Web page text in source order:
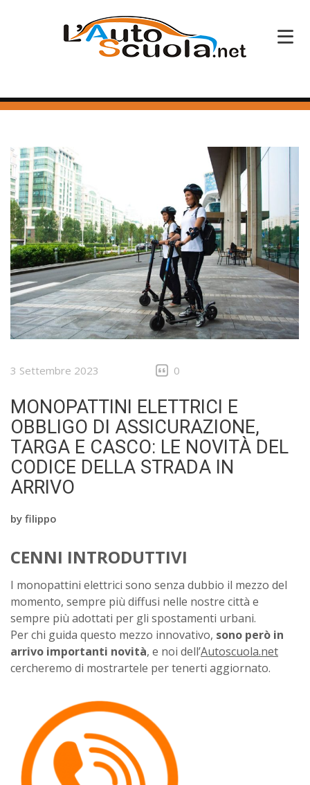
HOME
CORSI PATENTE
CORSI PROFESSIONALI
PERCHÉ SCEGLIERCI
BLOG
CONTATTI
3 Settembre 2023 0
MONOPATTINI ELETTRICI E
OBBLIGO DI ASSICURAZIONE,
TARGA E CASCO: LE NOVITÀ DEL
CODICE DELLA STRADA IN
ARRIVO
by filippo
CENNI INTRODUTTIVI
I monopattini elettrici sono senza dubbio il mezzo del
momento, sempre più diffusi nelle nostre città e
sempre più adottati per gli spostamenti urbani.
Per chi guida questo mezzo innovativo, sono però in
arrivo importanti novità, e noi dell’Autoscuola.net
cercheremo di mostrartele per tenerti aggiornato.